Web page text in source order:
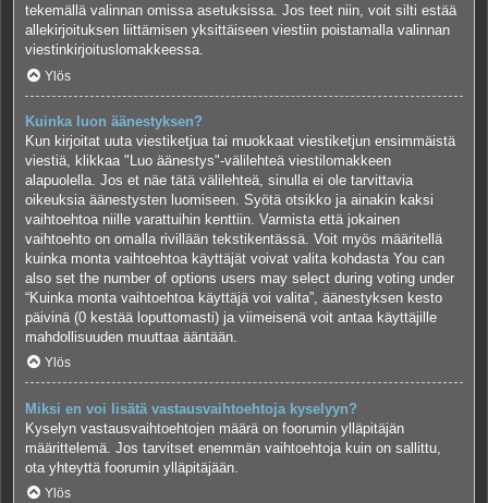
tekemällä valinnan omissa asetuksissa. Jos teet niin, voit silti estää
allekirjoituksen liittämisen yksittäiseen viestiin poistamalla valinnan
viestinkirjoituslomakkeessa.
Ylös
Kuinka luon äänestyksen?
Kun kirjoitat uuta viestiketjua tai muokkaat viestiketjun ensimmäistä
viestiä, klikkaa "Luo äänestys"-välilehteä viestilomakkeen
alapuolella. Jos et näe tätä välilehteä, sinulla ei ole tarvittavia
oikeuksia äänestysten luomiseen. Syötä otsikko ja ainakin kaksi
vaihtoehtoa niille varattuihin kenttiin. Varmista että jokainen
vaihtoehto on omalla rivillään tekstikentässä. Voit myös määritellä
kuinka monta vaihtoehtoa käyttäjät voivat valita kohdasta You can
also set the number of options users may select during voting under
“Kuinka monta vaihtoehtoa käyttäjä voi valita”, äänestyksen kesto
päivinä (0 kestää loputtomasti) ja viimeisenä voit antaa käyttäjille
mahdollisuuden muuttaa ääntään.
Ylös
Miksi en voi lisätä vastausvaihtoehtoja kyselyyn?
Kyselyn vastausvaihtoehtojen määrä on foorumin ylläpitäjän
määrittelemä. Jos tarvitset enemmän vaihtoehtoja kuin on sallittu,
ota yhteyttä foorumin ylläpitäjään.
Ylös